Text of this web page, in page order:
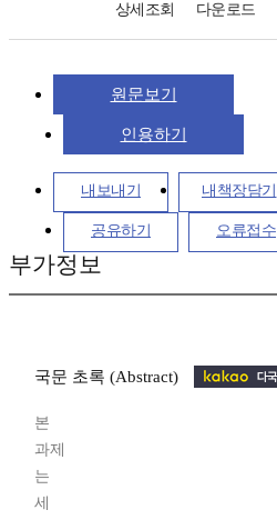
상세조회 다운로드
원문보기
인용하기
내보내기 내책장담기
공유하기 오류접수
부가정보
국문 초록 (Abstract)
본
과제
는
세